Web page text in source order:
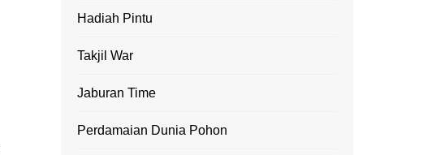
Hadiah Pintu
Takjil War
Jaburan Time
Perdamaian Dunia Pohon